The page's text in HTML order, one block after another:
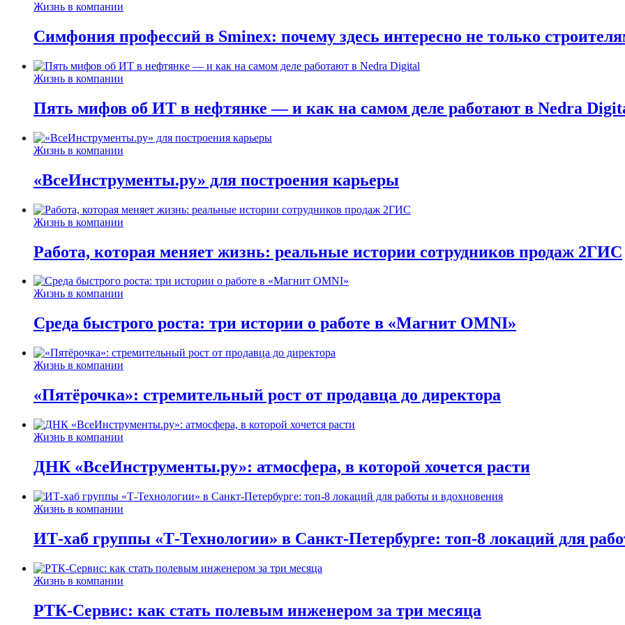
Жизнь в компании
Симфония профессий в Sminex: почему здесь интересно не только
Жизнь в компании
Пять мифов об ИТ в нефтянке — и как на самом деле работают в Nedra
Жизнь в компании
«ВсеИнструменты.ру» для построения карьеры
Жизнь в компании
Работа, которая меняет жизнь: реальные истории сотрудников продаж 2ГИС
Жизнь в компании
Среда быстрого роста: три истории о работе в «Магнит OMNI»
Жизнь в компании
«Пятёрочка»: стремительный рост от продавца до директора
Жизнь в компании
ДНК «ВсеИнструменты.ру»: атмосфера, в которой хочется расти
Жизнь в компании
ИТ-хаб группы «Т-Технологии» в Санкт-Петербурге: топ-8 локаций для
Жизнь в компании
РТК-Сервис: как стать полевым инженером за три месяца